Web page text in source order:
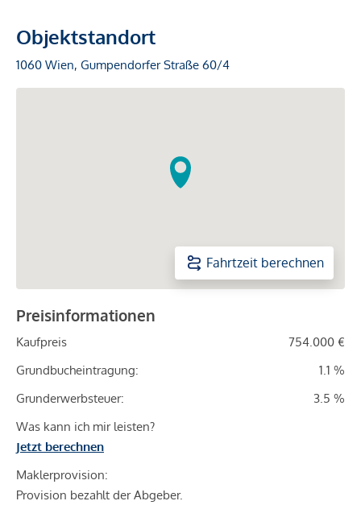
Objektstandort
1060 Wien, Gumpendorfer Straße 60/4
Fahrtzeit berechnen
Preisinformationen
Kaufpreis
754.000 €
Grundbucheintragung:
1.1 %
Grunderwerbsteuer:
3.5 %
Was kann ich mir leisten?
Jetzt berechnen
Maklerprovision:
Provision bezahlt der Abgeber.